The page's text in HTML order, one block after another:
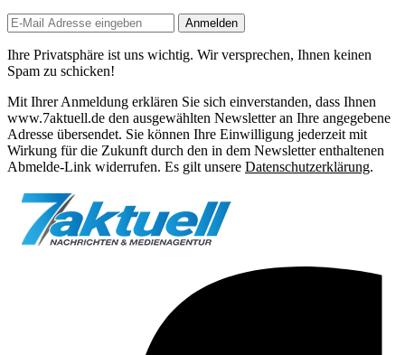
Anmelden
Ihre Privatsphäre ist uns wichtig. Wir versprechen, Ihnen keinen
Spam zu schicken!
Mit Ihrer Anmeldung erklären Sie sich einverstanden, dass Ihnen
www.7aktuell.de den ausgewählten Newsletter an Ihre angegebene
Adresse übersendet. Sie können Ihre Einwilligung jederzeit mit
Wirkung für die Zukunft durch den in dem Newsletter enthaltenen
Abmelde-Link widerrufen. Es gilt unsere Datenschutzerklärung.